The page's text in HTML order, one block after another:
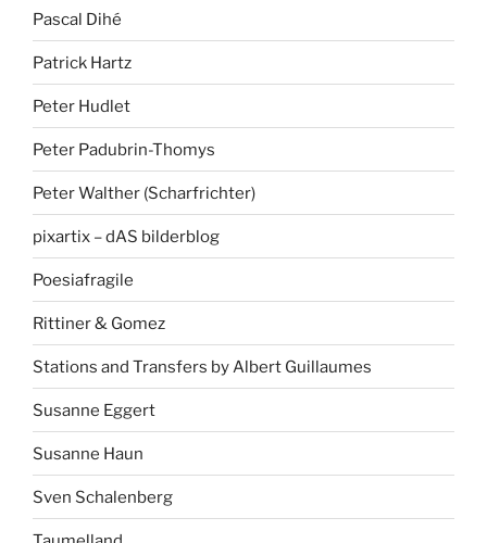
Pascal Dihé
Patrick Hartz
Peter Hudlet
Peter Padubrin-Thomys
Peter Walther (Scharfrichter)
pixartix – dAS bilderblog
Poesiafragile
Rittiner & Gomez
Stations and Transfers by Albert Guillaumes
Susanne Eggert
Susanne Haun
Sven Schalenberg